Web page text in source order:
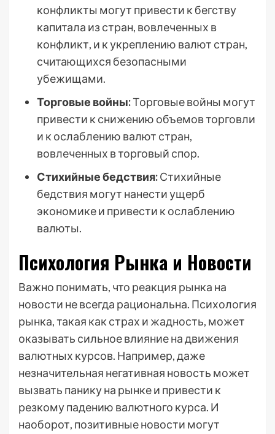
конфликты могут привести к бегству
капитала из стран, вовлеченных в
конфликт, и к укреплению валют стран,
считающихся безопасными
убежищами.
Торговые войны:Торговые войны могут
привести к снижению объемов торговли
и к ослаблению валют стран,
вовлеченных в торговый спор.
Стихийные бедствия:Стихийные
бедствия могут нанести ущерб
экономике и привести к ослаблению
валюты.
Психология Рынка и Новости
Важно понимать, что реакция рынка на
новости не всегда рациональна. Психология
рынка, такая как страх и жадность, может
оказывать сильное влияние на движения
валютных курсов. Например, даже
незначительная негативная новость может
вызвать панику на рынке и привести к
резкому падению валютного курса. И
наоборот, позитивные новости могут